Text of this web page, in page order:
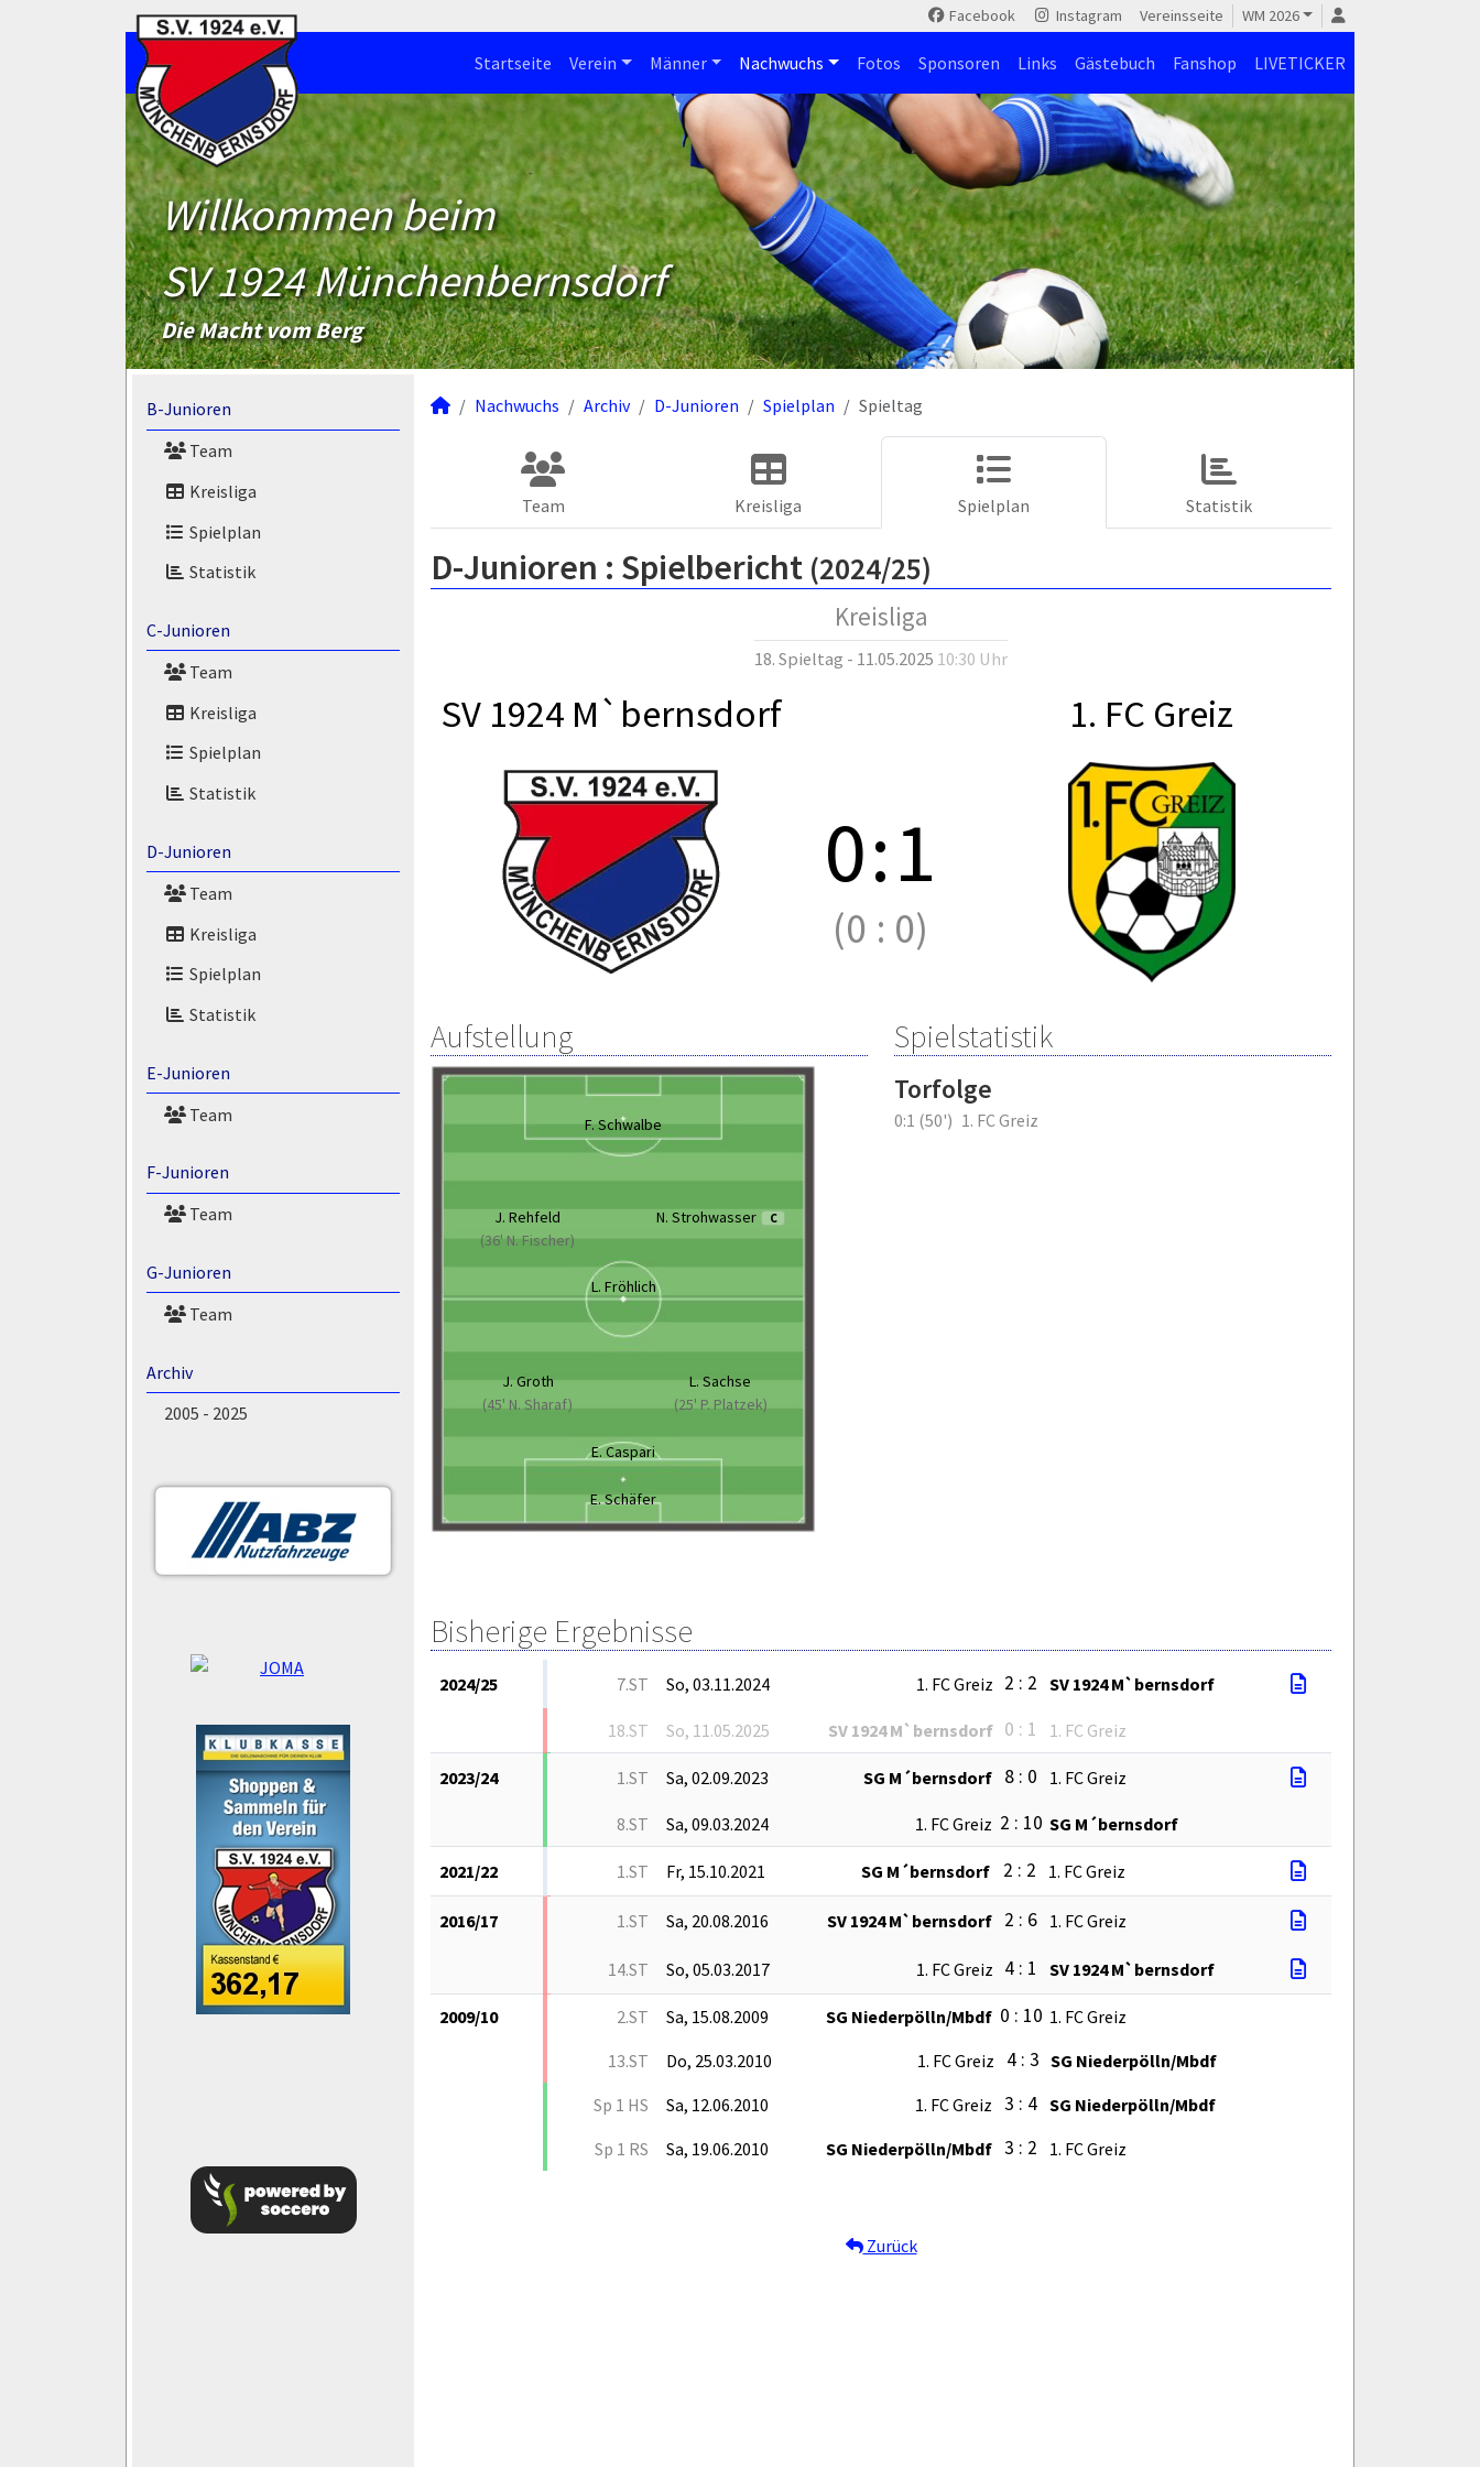
Facebook Instagram Vereinsseite WM 2026
Startseite Verein Männer Nachwuchs Fotos Sponsoren Links Gästebuch Fanshop LIVETICKER
Willkommen beim
SV 1924 Münchenbernsdorf
Die Macht vom Berg
B-Junioren
Team
Kreisliga
Spielplan
Statistik
C-Junioren
Team
Kreisliga
Spielplan
Statistik
D-Junioren
Team
Kreisliga
Spielplan
Statistik
E-Junioren
Team
F-Junioren
Team
G-Junioren
Team
Archiv
2005 - 2025
Nachwuchs Archiv D-Junioren Spielplan Spieltag
Team Kreisliga Spielplan Statistik
D-Junioren : Spielbericht (2024/25)
Kreisliga
18. Spieltag - 11.05.2025 10:30 Uhr
SV 1924 M`bernsdorf 1. FC Greiz
0:1
(0 : 0)
Aufstellung
F. Schwalbe
J. Rehfeld
(36' N. Fischer)
N. Strohwasser C
L. Fröhlich
J. Groth
(45' N. Sharaf)
L. Sachse
(25' P. Platzek)
E. Caspari
E. Schäfer
Spielstatistik
Torfolge
0:1 (50') 1. FC Greiz
Bisherige Ergebnisse
2024/25 7.ST So, 03.11.2024 1. FC Greiz 2 : 2 SV 1924 M`bernsdorf
18.ST So, 11.05.2025 SV 1924 M`bernsdorf 0 : 1 1. FC Greiz
2023/24 1.ST Sa, 02.09.2023 SG M´bernsdorf 8 : 0 1. FC Greiz
8.ST Sa, 09.03.2024 1. FC Greiz 2 : 10 SG M´bernsdorf
2021/22 1.ST Fr, 15.10.2021 SG M´bernsdorf 2 : 2 1. FC Greiz
2016/17 1.ST Sa, 20.08.2016 SV 1924 M`bernsdorf 2 : 6 1. FC Greiz
14.ST So, 05.03.2017 1. FC Greiz 4 : 1 SV 1924 M`bernsdorf
2009/10 2.ST Sa, 15.08.2009 SG Niederpölln/Mbdf 0 : 10 1. FC Greiz
13.ST
Do, 25.03.2010 1. FC Greiz 4 : 3 SG Niederpölln/Mbdf
Sp 1 HS
Sa, 12.06.2010 1. FC Greiz 3 : 4 SG Niederpölln/Mbdf
Sp 1 RS
Sa, 19.06.2010 SG Niederpölln/Mbdf 3 : 2 1. FC Greiz
Zurück